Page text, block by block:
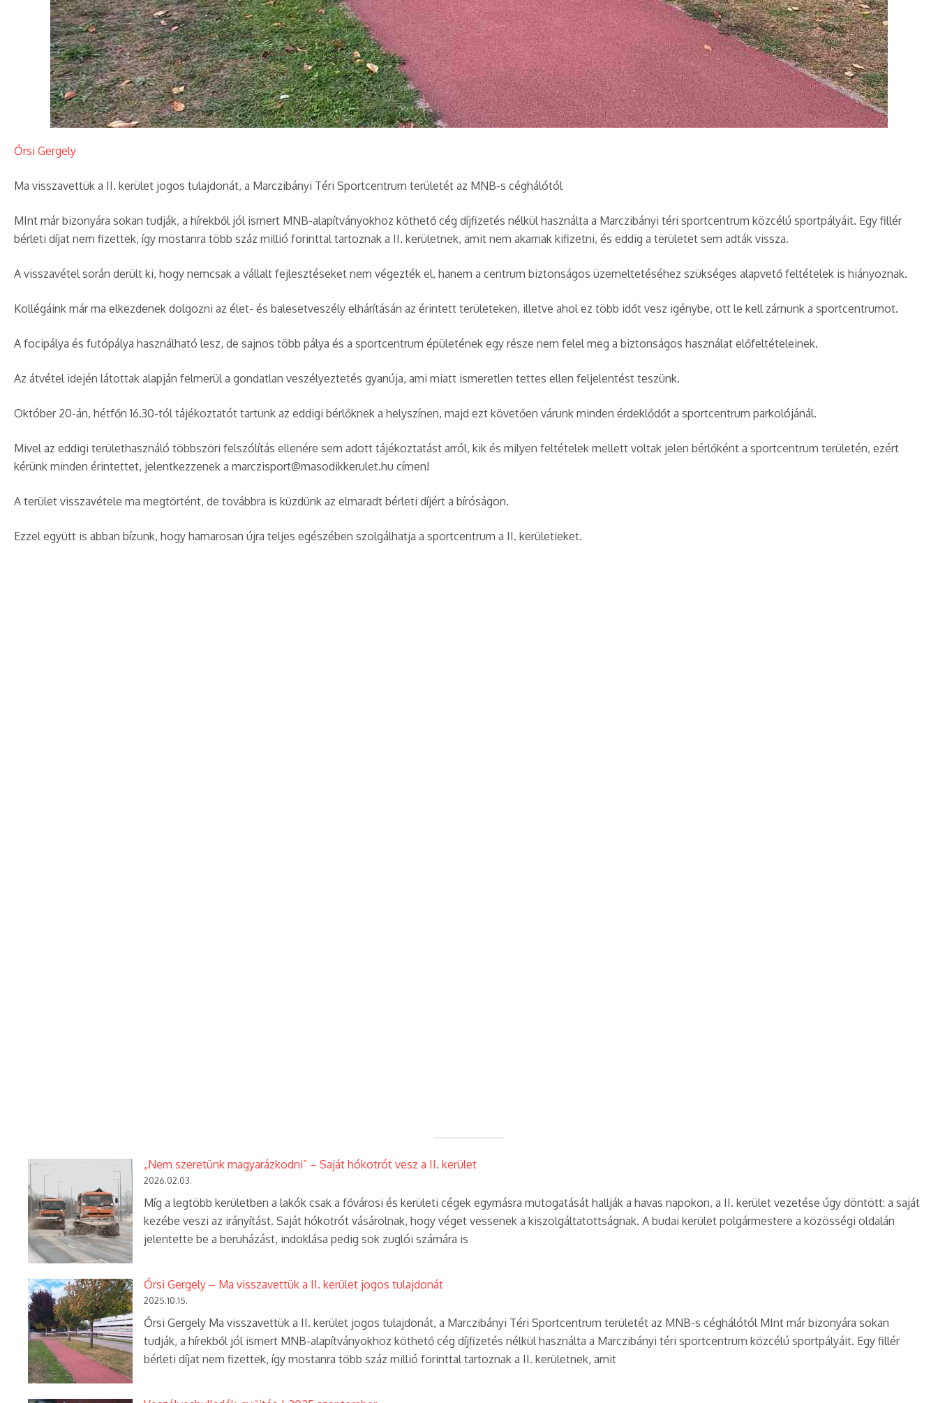
Őrsi Gergely
Ma visszavettük a II. kerület jogos tulajdonát, a Marczibányi Téri Sportcentrum területét az MNB-s céghálótól
MInt már bizonyára sokan tudják, a hírekből jól ismert MNB-alapítványokhoz köthető cég díjfizetés nélkül használta a Marczibányi téri sportcentrum közcélú sportpályáit. Egy fillér
bérleti díjat nem fizettek, így mostanra több száz millió forinttal tartoznak a II. kerületnek, amit nem akarnak kifizetni, és eddig a területet sem adták vissza.
A visszavétel során derült ki, hogy nemcsak a vállalt fejlesztéseket nem végezték el, hanem a centrum biztonságos üzemeltetéséhez szükséges alapvető feltételek is hiányoznak.
Kollégáink már ma elkezdenek dolgozni az élet- és balesetveszély elhárításán az érintett területeken, illetve ahol ez több időt vesz igénybe, ott le kell zárnunk a sportcentrumot.
A focipálya és futópálya használható lesz, de sajnos több pálya és a sportcentrum épületének egy része nem felel meg a biztonságos használat előfeltételeinek.
Az átvétel idején látottak alapján felmerül a gondatlan veszélyeztetés gyanúja, ami miatt ismeretlen tettes ellen feljelentést teszünk.
Október 20-án, hétfőn 16.30-tól tájékoztatót tartunk az eddigi bérlőknek a helyszínen, majd ezt követően várunk minden érdeklődőt a sportcentrum parkolójánál.
Mivel az eddigi területhasználó többszöri felszólítás ellenére sem adott tájékoztatást arról, kik és milyen feltételek mellett voltak jelen bérlőként a sportcentrum területén, ezért
kérünk minden érintettet, jelentkezzenek a marczisport@masodikkerulet.hu címen!
A terület visszavétele ma megtörtént, de továbbra is küzdünk az elmaradt bérleti díjért a bíróságon.
Ezzel együtt is abban bízunk, hogy hamarosan újra teljes egészében szolgálhatja a sportcentrum a II. kerületieket.
„Nem szeretünk magyarázkodni” – Saját hókotrót vesz a II. kerület
2026.02.03.
Míg a legtöbb kerületben a lakók csak a fővárosi és kerületi cégek egymásra mutogatását hallják a havas napokon, a II. kerület vezetése úgy döntött: a saját
kezébe veszi az irányítást. Saját hókotrót vásárolnak, hogy véget vessenek a kiszolgáltatottságnak. A budai kerület polgármestere a közösségi oldalán
jelentette be a beruházást, indoklása pedig sok zuglói számára is
Őrsi Gergely – Ma visszavettük a II. kerület jogos tulajdonát
2025.10.15.
Őrsi Gergely Ma visszavettük a II. kerület jogos tulajdonát, a Marczibányi Téri Sportcentrum területét az MNB-s céghálótól MInt már bizonyára sokan
tudják, a hírekből jól ismert MNB-alapítványokhoz köthető cég díjfizetés nélkül használta a Marczibányi téri sportcentrum közcélú sportpályáit. Egy fillér
bérleti díjat nem fizettek, így mostanra több száz millió forinttal tartoznak a II. kerületnek, amit